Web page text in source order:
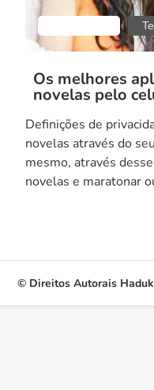
Os melhores
novelas pelo
Definições de
novelas através do
mesmo, através
novelas e maratonar
© Direitos Autorais